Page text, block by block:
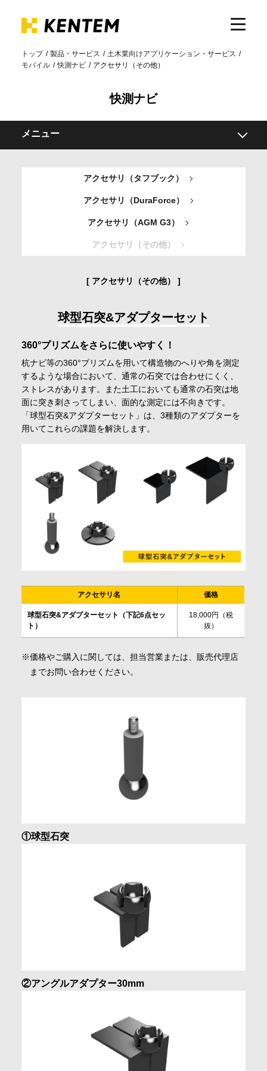
製品・サービス
導入事例
サポート
イベント・セミナー
採用情報
お問合せ・申込
資料請求
トップ 製品・サービス
土木業向けアプリケーション・サービス
モバイル
快測ナビ アクセサリ（その他）
快測ナビ
メニュー
機能
プラン
タフブック
要領・基準
関連製品
動作環境
アクセサリ（タフブック）
アクセサリ（DuraForce）
アクセサリ（AGM G3）
アクセサリ（その他）
アクセサリ（その他）
球型石突&アダプターセット
360°プリズムをさらに使いやすく！
杭ナビ等の360°プリズムを用いて構造物のへりや角を測定
するような場合において、通常の石突では合わせにくく、
ストレスがあります。また土工においても通常の石突は地
面に突き刺さってしまい、面的な測定には不向きです。
「球型石突&アダプターセット」は、3種類のアダプターを
用いてこれらの課題を解決します。
アクセサリ名 価格
球型石突&アダプターセット（下記6点セッ
ト）
18,000円（税
抜）
価格やご購入に関しては、担当営業または、販売代理店
までお問い合わせください。
①球型石突
②アングルアダプター30mm